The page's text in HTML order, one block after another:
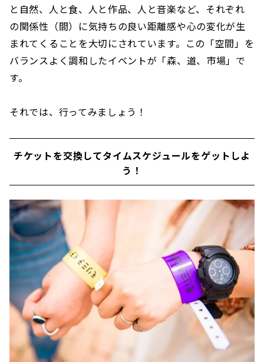
と自然、人と食、人と作品、人と音楽など、それぞれ
の関係性（間）に気持ちの良い距離感や心の変化が生
まれてくることを大切にされています。この「空間」を
バランスよく調和したイベントが「森、道、市場」で
す。
それでは、行ってみましょう！
チケットを交換してタイムスケジュールをゲットしよ
う！